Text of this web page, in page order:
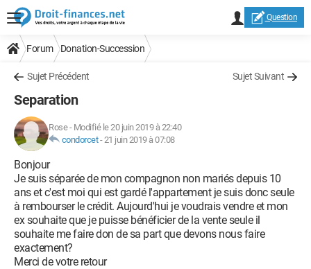
Question
Forum Donation-Succession
Sujet Précédent Sujet Suivant
Separation
Rose- Modifié le 20 juin 2019 à 22:40
condorcet-21 juin 2019 à 07:08
Bonjour
Je suis séparée de mon compagnon non mariés depuis 10
ans et c'est moi qui est gardé l'appartement je suis donc seule
à rembourser le crédit. Aujourd'hui je voudrais vendre et mon
ex souhaite que je puisse bénéficier de la vente seule il
souhaite me faire don de sa part que devons nous faire
exactement?
Merci de votre retour